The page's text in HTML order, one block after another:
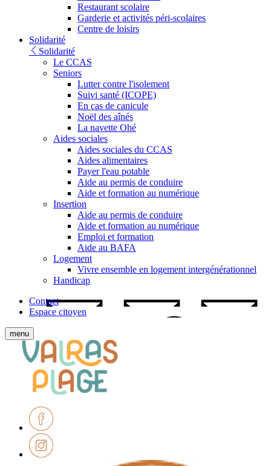
Restaurant scolaire
Garderie et activités péri-scolaires
Centre de loisirs
Solidarité
Solidarité
Le CCAS
Seniors
Lutter contre l'isolement
Suivi santé (ICOPE)
En cas de canicule
Noël des aînés
La navette Ohé
Aides sociales
Aides sociales du CCAS
Aides alimentaires
Payer l'eau potable
Aide au permis de conduire
Aide et formation au numérique
Insertion
Aide au permis de conduire
Aide et formation au numérique
Emploi et formation
Aide au BAFA
Logement
Vivre ensemble en logement intergénérationnel
Handicap
Contact
Espace citoyen
Afficher
le
menu
mobile
menu